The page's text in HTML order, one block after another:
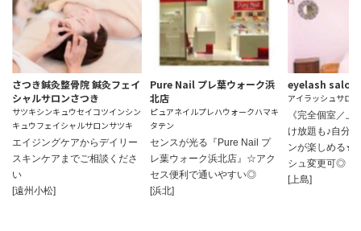
さつき鍼灸整骨院 鍼灸フェイ
シャルサロンさつき
サツキシンキュウセイコツインシン
キュウフェイシャルサロンサツキ
エイジングケアからデイリー
スキンケアまでご相談くださ
い
[遠州小松]
Pure Nail プレ葉ウォーク浜
北店
ピュアネイルプレハウォークハマキ
タテン
センスが光る『Pure Nail プ
レ葉ウォーク浜北店』☆アク
セス便利で通いやすい◎
[浜北]
eyelash salon
アイラッシュサロ
《完全個室／上
け放題も♪自分
ンが楽しめる★
シュ変更可◎
[上島]